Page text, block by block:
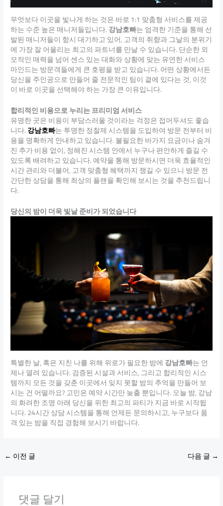
무엇보다 이곳을 빛나게 하는 것은 바로 1:1 맞춤형 서비스를 제공
하는 수준 높은 매니저들입니다.강남호빠는 엄격한 기준을 통해 선
발된 매니저들이 항시 대기하고 있어, 고객의 취향과 그날의 분위기
에 가장 잘 어울리는 최고의 파트너를 만날 수 있습니다. 단순한 외
모적인 매력을 넘어 센스 있는 대화와 상황에 맞는 유연한 서비스
마인드는 방문객들에게 큰 호평을 받고 있습니다. 어떤 상황에서든
당신을 주인공으로 만들어 줄 전문적인 팀이 곁에 있다는 것, 이것
이 바로 이곳을 선택해야 하는 가장 큰 이유입니다.
합리적인 비용으로 누리는 프리미엄 서비스
유명한 곳은 비용이 부담스러울 것이라는 걱정은 접어두셔도 좋습
니다.강남호빠는 투명한 정찰제 시스템을 도입하여 방문 전부터 비
용을 명확하게 안내하고 있습니다. 불필요한 바가지 요금이나 숨겨
진 추가 비용 없이, 정해진 시스템 안에서 누구나 편안하게 즐길 수
있도록 배려하고 있습니다. 예약을 통해 방문하시면 더욱 효율적인
시간 관리와 더불어, 고객 맞춤형 혜택까지 챙길 수 있으니 방문 전
간단한 상담을 통해 최상의 플랜을 확인해 보시는 것을 추천드립니
다.
당신의 밤이 더욱 빛날 준비가 되었습니다
특별한 날, 혹은 지친 나를 위해 위로가 필요한 밤에 강남호빠는 언
제나 열려 있습니다. 검증된 시설과 서비스, 그리고 합리적인 시스
템까지 모든 것을 갖춘 이곳에서 잊지 못할 밤의 추억을 만들어 보
시는 건 어떨까요? 고민은 예약 시간만 늦출 뿐입니다. 오늘 밤, 강남
의 화려한 조명 아래 당신을 위한 최고의 파티가 지금 바로 시작됩
니다. 24시간 상담 시스템을 통해 언제든 문의하시고, 누구보다 품
격 있는 밤을 직접 경험해 보시기 바랍니다.
← 이전 글 다음 글 →
댓글 달기